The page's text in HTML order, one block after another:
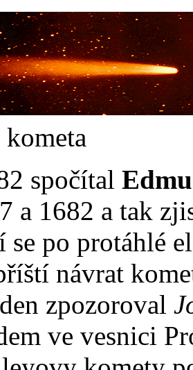
spočítal
a 1682 a tak
po protáhlé
návrat
zpozoroval
ve vesnici